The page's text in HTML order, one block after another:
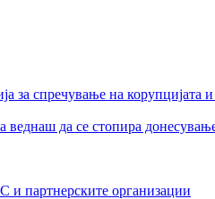
за спречување на
да се стопира
партнерските организации